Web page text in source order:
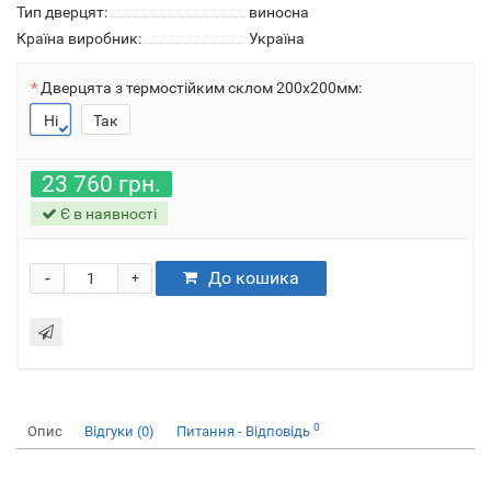
Тип дверцят:
виносна
Країна виробник:
Україна
Дверцята з термостійким склом 200х200мм:
Ні
Так
23 760 грн.
Є в наявності
+
- До кошика
Опис Відгуки (0) Питання - Відповідь 0